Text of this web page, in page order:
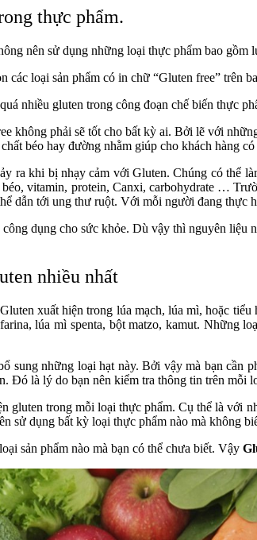
thực phẩm.
nên sử dụng những loại thực phẩm bao
các loại sản phẩm có in chữ “Gluten free” trên
nhiều gluten trong công đoạn chế biến thực
không phải sẽ tốt cho bất kỳ ai. Bởi lẽ với
béo hay đường nhằm giúp cho khách hàng
ra khi bị nhạy cảm với Gluten. Chúng có thể
vitamin, protein, Canxi, carbohydrate …
dẫn tới ung thư ruột. Với mỗi người đang thực
dụng cho sức khỏe. Dù vậy thì nguyên
nhiều nhất
xuất hiện trong lúa mạch, lúa mì, hoặc
lúa mì spenta, bột matzo, kamut. Những
sung những loại hạt này. Bởi vậy mà bạn cần
Đó là lý do bạn nên kiểm tra thông tin trên mỗi
gluten trong mỗi loại thực phẩm. Cụ thể là
sử dụng bất kỳ loại thực phẩm nào mà không
sản phẩm nào mà bạn có thể chưa biết. Vậy